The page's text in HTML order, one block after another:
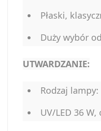
Płaski,
Duży wybór
UTWARDZANIE:
Rodzaj lampy:
UV/LED 36